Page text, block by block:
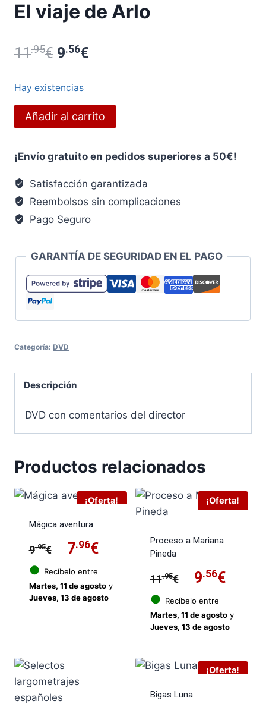
El viaje de Arlo
11.95€ El
era:
9.56€El
es:
Hay existencias
viaje
Arlo
cantidad
Añadir al carrito
¡Envío gratuito en pedidos superiores a 50€!
Satisfacción garantizada
Reembolsos sin complicaciones
Pago Seguro
GARANTÍA DE SEGURIDAD EN EL PAGO
Categoría: DVD
Descripción
DVD con comentarios del director
Productos relacionados
¡Oferta!
Mágica aventura
9.95€
El
precio
original
7.96€El
actual
● Recíbelo entre
Martes, 11 de agostoy
Jueves, 13 de agosto
¡Oferta!
Proceso a Mariana
Pineda
11.95€
El
precio
original
11.95€.
9.56€El
actual
9.56€.
● Recíbelo entre
Martes, 11 de agostoy
Jueves, 13 de agosto
¡Oferta!
Bigas Luna